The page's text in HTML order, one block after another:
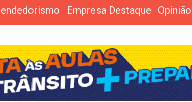
Empresa Destaque Opinião